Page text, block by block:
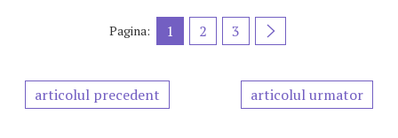
Pagina: 1 2 3
articolul precedent articolul urmator